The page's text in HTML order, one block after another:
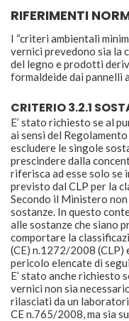
RIFERIMENTI
I “criteri ambientali
vernici prevedono sia la
del legno e prodotti
formaldeide dai pannelli
CRITERIO 3.2.1
E’ stato richiesto se al
ai sensi del
escludere le singole
prescindere dalla
riferisca ad esse solo se
previsto dal CLP per la
Secondo il Ministero
sostanze. In questo
alle sostanze che siano
comportare la
(CE) n.1272/2008 (CLP)
pericolo elencate di
E’ stato anche richiesto
vernici non sia
rilasciati da un
CE n.765/2008, ma sia